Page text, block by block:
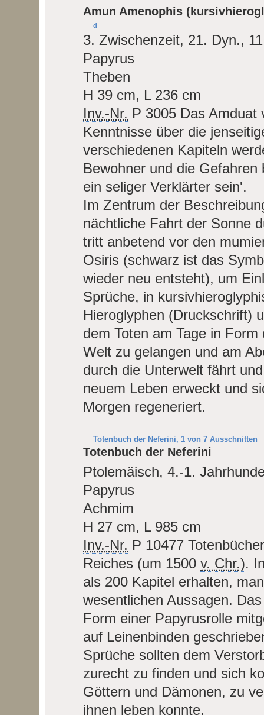
Amun Amenophis
d
3. Zwischenzeit, 21. Dyn.,
Papyrus
Theben
H 39 cm, L 236 cm
Inv.-Nr. P 3005 Das Amduat
Kenntnisse über die
verschiedenen Kapiteln
Bewohner und die
ein seliger Verklärter sein'.
Im Zentrum der
nächtliche Fahrt der Sonne
tritt anbetend vor den
Osiris (schwarz ist das
wieder neu entsteht), um
Sprüche, in
Hieroglyphen (Druckschrift)
dem Toten am Tage in
Welt zu gelangen und am
durch die Unterwelt fährt
neuem Leben erweckt und
Morgen regeneriert.
Totenbuch der Neferini, 1 von 7 Ausschnitten
Totenbuch der Neferini
Ptolemäisch, 4.-1.
Papyrus
Achmim
H 27 cm, L 985 cm
Inv.-Nr. P 10477
Reiches (um 1500v. Chr.).
als 200 Kapitel erhalten,
wesentlichen Aussagen.
Form einer Papyrusrolle
auf Leinenbinden
Sprüche sollten dem
zurecht zu finden und sich
Göttern und Dämonen, zu
ihnen leben konnte.